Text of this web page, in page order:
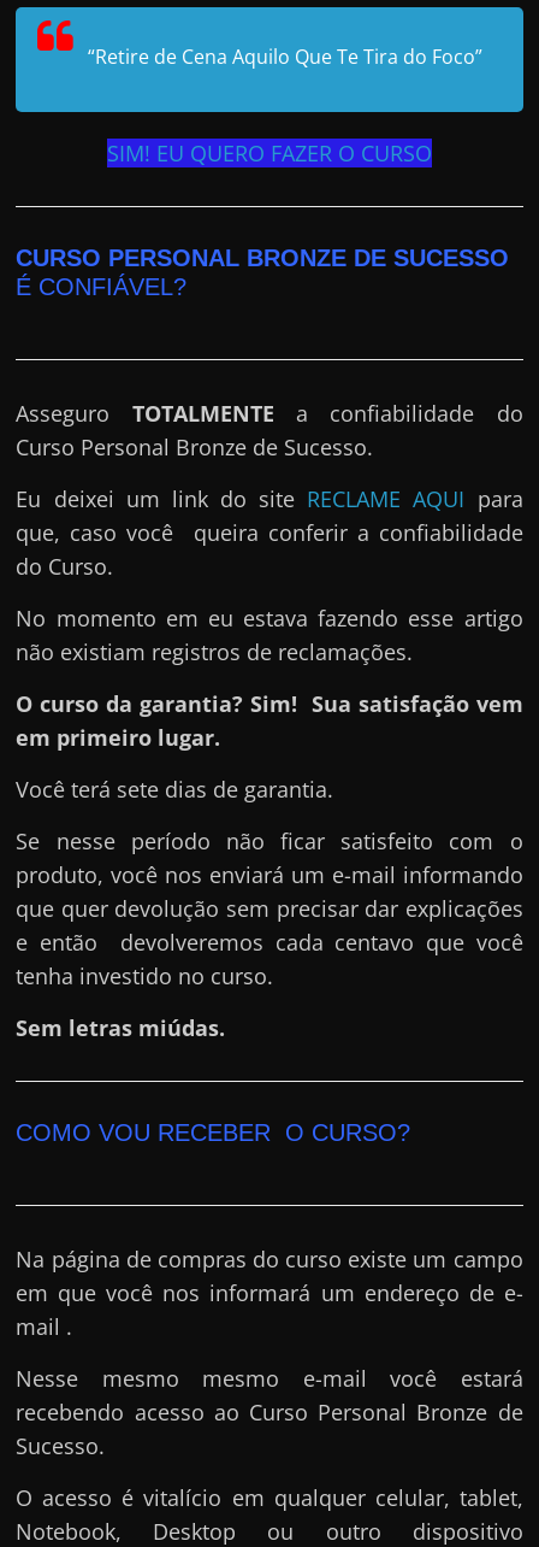
“Retire de Cena Aquilo Que Te Tira do Foco”
SIM! EU QUERO FAZER O CURSO
CURSO PERSONAL BRONZE DE SUCESSO
É CONFIÁVEL?
Asseguro TOTALMENTE a confiabilidade do
Curso Personal Bronze de Sucesso.
Eu deixei um link do site RECLAME AQUI para
que, caso você queira conferir a confiabilidade
do Curso.
No momento em eu estava fazendo esse artigo
não existiam registros de reclamações.
O curso da garantia? Sim! Sua satisfação vem
em primeiro lugar.
Você terá sete dias de garantia.
Se nesse período não ficar satisfeito com o
produto, você nos enviará um e-mail informando
que quer devolução sem precisar dar explicações
e então devolveremos cada centavo que você
tenha investido no curso.
Sem letras miúdas.
COMO VOU RECEBER O CURSO?
Na página de compras do curso existe um campo
em que você nos informará um endereço de e-
mail .
Nesse mesmo mesmo e-mail você estará
recebendo acesso ao Curso Personal Bronze de
Sucesso.
O acesso é vitalício em qualquer celular, tablet,
Notebook, Desktop ou outro dispositivo